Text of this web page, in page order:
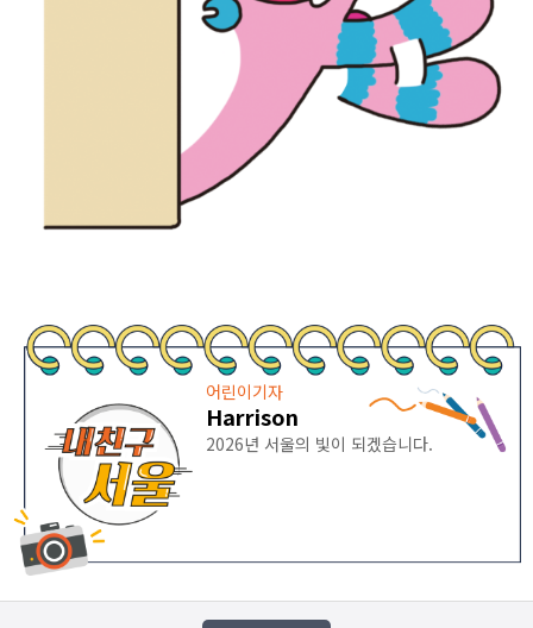
어린이기자
Harrison
2026년 서울의 빛이 되겠습니다.